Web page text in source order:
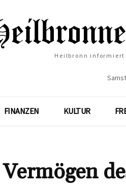
Heilbronn
FINANZEN KULTUR